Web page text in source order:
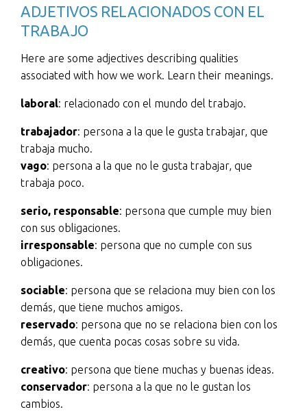
ADJETIVOS RELACIONADOS CON EL
TRABAJO
Here are some adjectives describing qualities
associated with how we work. Learn their meanings.
laboral: relacionado con el mundo del trabajo.
trabajador: persona a la que le gusta trabajar, que
trabaja mucho.
vago: persona a la que no le gusta trabajar, que
trabaja poco.
serio, responsable: persona que cumple muy bien
con sus obligaciones.
irresponsable: persona que no cumple con sus
obligaciones.
sociable: persona que se relaciona muy bien con los
demás, que tiene muchos amigos.
reservado: persona que no se relaciona bien con los
demás, que cuenta pocas cosas sobre su vida.
creativo: persona que tiene muchas y buenas ideas.
conservador: persona a la que no le gustan los
cambios.